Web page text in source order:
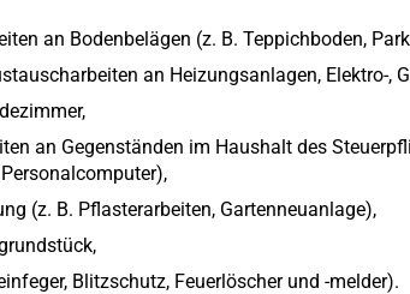
an Bodenbelägen (z. B. Teppichboden,
an Heizungsanlagen, Elektro-,
an Gegenständen im Haushalt des
(z. B. Pflasterarbeiten, Gartenneuanlage),
Blitzschutz, Feuerlöscher und -melder).